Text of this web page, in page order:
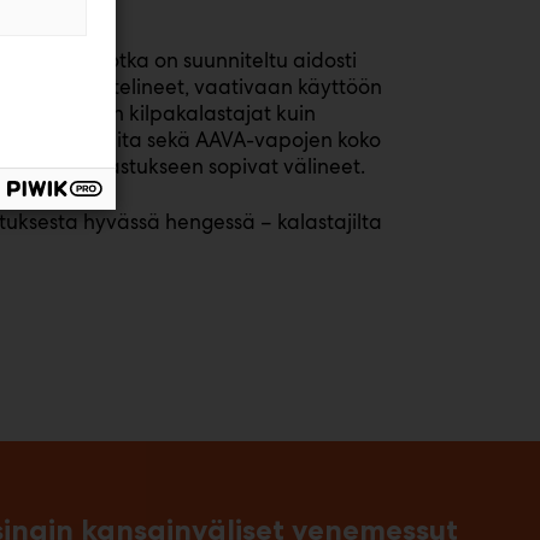
jotka on suunniteltu aidosti
Live -anturitelineet, vaativaan käyttöön
niin kilpakalastajat kuin
kärkituotteita sekä AAVA-vapojen koko
kalastukseen sopivat välineet.
hyvässä hengessä – kalastajilta
kansainväliset venemessut